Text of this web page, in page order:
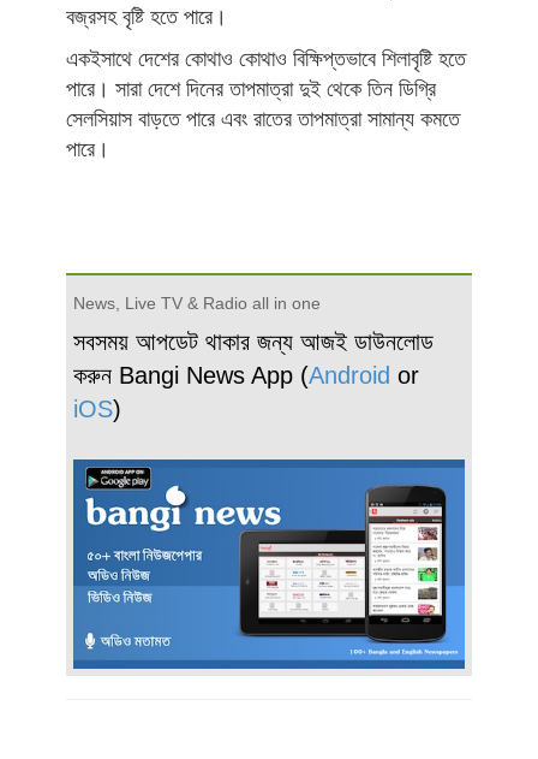
বজ্রসহ বৃষ্টি হতে পারে।
একইসাথে দেশের কোথাও কোথাও বিক্ষিপ্তভাবে শিলাবৃষ্টি হতে
পারে। সারা দেশে দিনের তাপমাত্রা দুই থেকে তিন ডিগ্রি
সেলসিয়াস বাড়তে পারে এবং রাতের তাপমাত্রা সামান্য কমতে
পারে।
News, Live TV & Radio all in one
সবসময় আপডেট থাকার জন্য আজই ডাউনলোড
করুন Bangi News App (Android or
iOS)